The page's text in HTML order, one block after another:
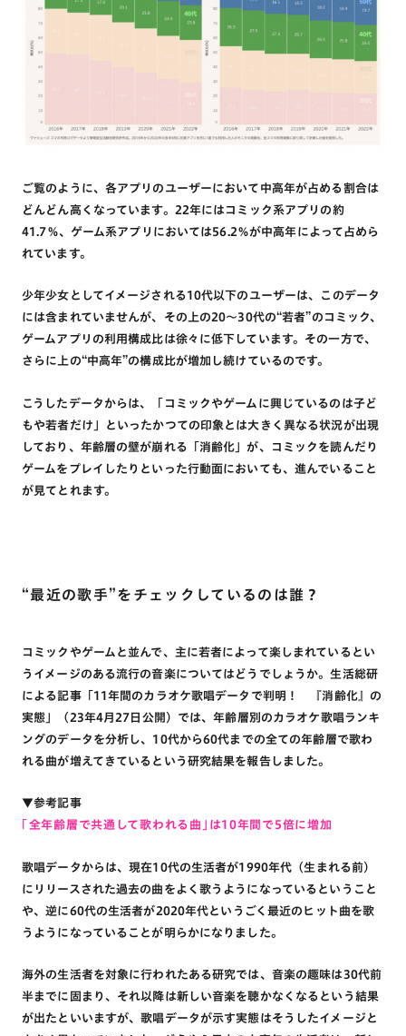
ご覧のように、各アプリのユーザーにおいて中高年が占める割合は
どんどん高くなっています。22年にはコミック系アプリの約
41.7％、ゲーム系アプリにおいては56.2％が中高年によって占めら
れています。
少年少女としてイメージされる10代以下のユーザーは、このデータ
には含まれていませんが、その上の20～30代の“若者”のコミック、
ゲームアプリの利用構成比は徐々に低下しています。その一方で、
さらに上の“中高年”の構成比が増加し続けているのです。
こうしたデータからは、「コミックやゲームに興じているのは子ど
もや若者だけ」といったかつての印象とは大きく異なる状況が出現
しており、年齢層の壁が崩れる「消齢化」が、コミックを読んだり
ゲームをプレイしたりといった行動面においても、進んでいること
が見てとれます。
“最近の歌手”をチェックしているのは誰？
コミックやゲームと並んで、主に若者によって楽しまれているとい
うイメージのある流行の音楽についてはどうでしょうか。生活総研
による記事「11年間のカラオケ歌唱データで判明！ 『消齢化』の
実態」（23年4月27日公開）では、年齢層別のカラオケ歌唱ランキ
ングのデータを分析し、10代から60代までの全ての年齢層で歌わ
れる曲が増えてきているという研究結果を報告しました。
▼参考記事
「全年齢層で共通して歌われる曲」は10年間で5倍に増加
歌唱データからは、現在10代の生活者が1990年代（生まれる前）
にリリースされた過去の曲をよく歌うようになっているということ
や、逆に60代の生活者が2020年代というごく最近のヒット曲を歌
うようになっていることが明らかになりました。
海外の生活者を対象に行われたある研究では、音楽の趣味は30代前
半までに固まり、それ以降は新しい音楽を聴かなくなるという結果
が出たといいますが、歌唱データが示す実態はそうしたイメージと